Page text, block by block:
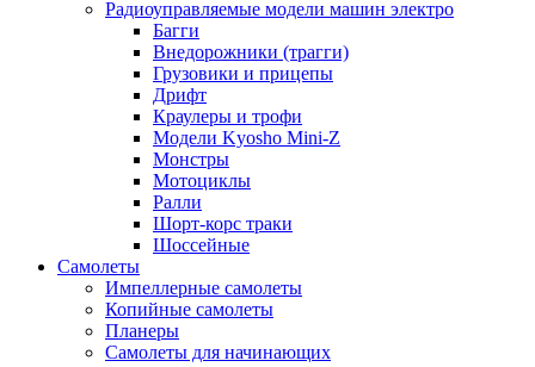
Радиоуправляемые модели машин электро
Багги
Внедорожники (трагги)
Грузовики и прицепы
Дрифт
Краулеры и трофи
Модели Kyosho Mini-Z
Монстры
Мотоциклы
Ралли
Шорт-корс траки
Шоссейные
Самолеты
Импеллерные самолеты
Копийные самолеты
Планеры
Самолеты для начинающих